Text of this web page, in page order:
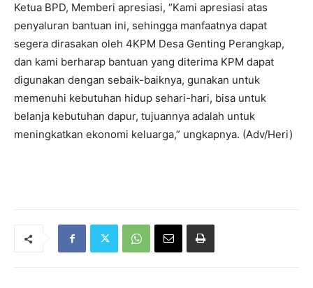
Ketua BPD, Memberi apresiasi, “Kami apresiasi atas
penyaluran bantuan ini, sehingga manfaatnya dapat
segera dirasakan oleh 4KPM Desa Genting Perangkap,
dan kami berharap bantuan yang diterima KPM dapat
digunakan dengan sebaik-baiknya, gunakan untuk
memenuhi kebutuhan hidup sehari-hari, bisa untuk
belanja kebutuhan dapur, tujuannya adalah untuk
meningkatkan ekonomi keluarga,” ungkapnya. (Adv/Heri)